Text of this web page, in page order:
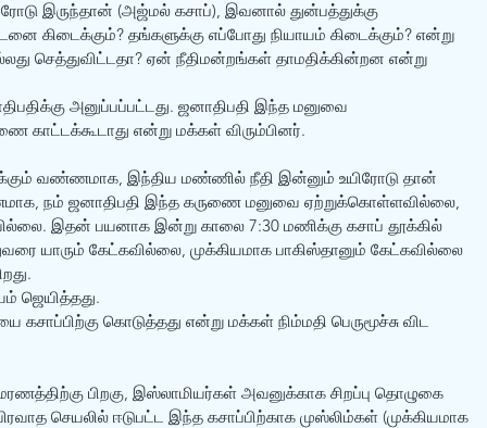
இருந்தான் (அஜ்மல் கசாப்), இவனால் துன்பத்துக்கு
கிடைக்கும்? தங்களுக்கு எப்போது நியாயம் கிடைக்கும்? என்று
செத்துவிட்டதா? ஏன் நீதிமன்றங்கள் தாமதிக்கின்றன என்று
அனுப்பப்பட்டது. ஜனாதிபதி இந்த மனுவை
காட்டக்கூடாது என்று மக்கள் விரும்பினர்.
வண்ணமாக, இந்திய மண்ணில் நீதி இன்னும் உயிரோடு தான்
நம் ஜனாதிபதி இந்த கருணை மனுவை ஏற்றுக்கொள்ளவில்லை,
இதன் பயனாக இன்று காலை 7:30 மணிக்கு கசாப் தூக்கில்
யாரும் கேட்கவில்லை, முக்கியமாக பாகிஸ்தானும் கேட்கவில்லை
ஜெயித்தது.
கொடுத்தது என்று மக்கள் நிம்மதி பெருமூச்சு விட
பிறகு, இஸ்லாமியர்கள் அவனுக்காக சிறப்பு தொழுகை
செயலில் ஈடுபட்ட இந்த கசாப்பிற்காக முஸ்லிம்கள் (முக்கியமாக